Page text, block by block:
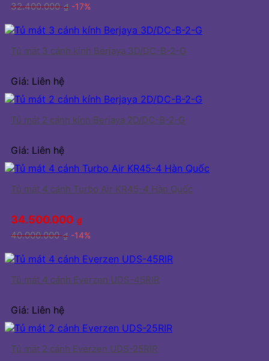
32.400.000₫ -17%
Tủ mát 3 cánh kính Berjaya 3D/DC-B-2-G
Giá: Liên hệ
Tủ mát 2 cánh kính Berjaya 2D/DC-B-2-G
Giá: Liên hệ
Tủ mát 4 cánh Turbo Air KR45-4 Hàn Quốc
34.500.000 ₫
40.000.000₫ -14%
Tủ mát 4 cánh Everzen UDS-45RIR
Giá: Liên hệ
Tủ mát 2 cánh Everzen UDS-25RIR